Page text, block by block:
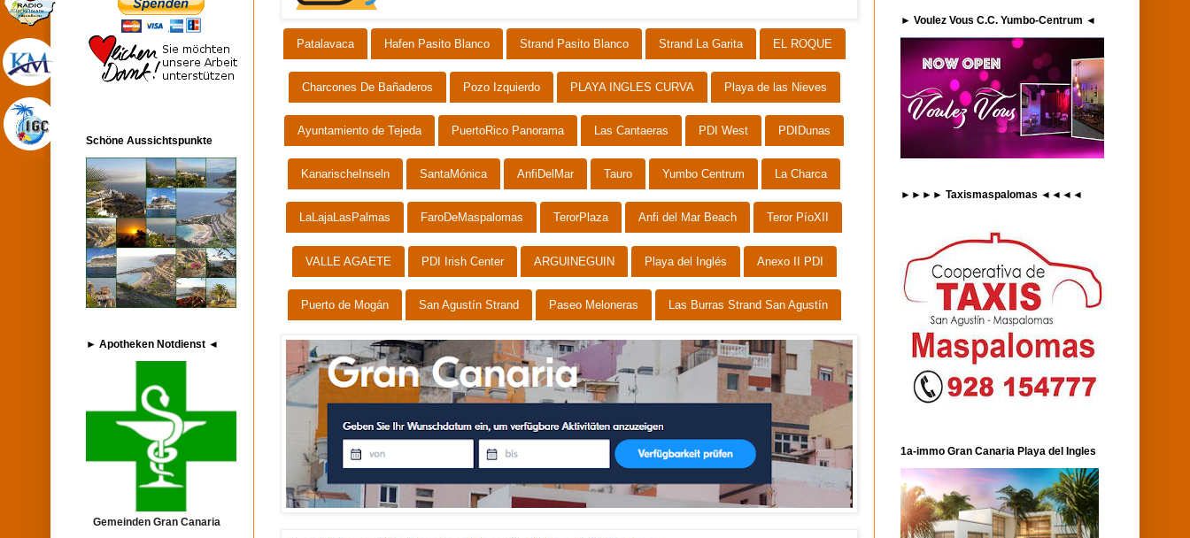
Patalavaca Hafen Pasito Blanco Strand Pasito Blanco Strand La Garita EL ROQUE
Charcones De Bañaderos Pozo Izquierdo PLAYA INGLES CURVA Playa de las Nieves
Ayuntamiento de Tejeda PuertoRico Panorama Las Cantaeras PDI West PDIDunas
KanarischeInseln SantaMónica AnfiDelMar Tauro Yumbo Centrum La Charca
LaLajaLasPalmas FaroDeMaspalomas TerorPlaza Anfi del Mar Beach Teror PíoXII
VALLE AGAETE PDI Irish Center ARGUINEGUIN Playa del Inglés Anexo II PDI
Puerto de Mogán San Agustín Strand Paseo Meloneras Las Burras Strand San Agustín
Schöne Aussichtspunkte
► Apotheken Notdienst ◄
Gemeinden Gran Canaria
► Voulez Vous C.C. Yumbo-Centrum ◄
►►►► Taxismaspalomas ◄◄◄◄
1a-immo Gran Canaria Playa del Ingles